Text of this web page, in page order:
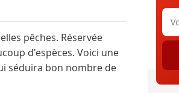
pêches. Réservée
d'espèces. Voici une
séduira bon nombre de